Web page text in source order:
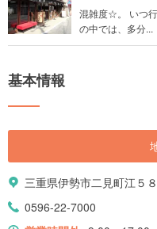
混雑度☆。 いつ
の中では、多分...
基本情報
三重県伊勢市二見町江５
0596-22-7000